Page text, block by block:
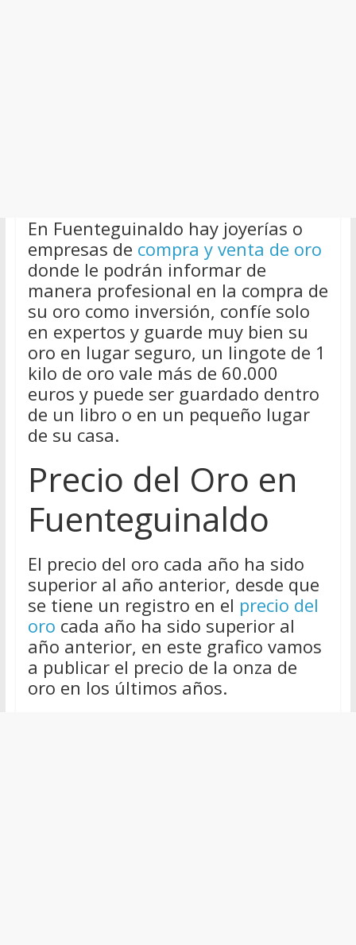
En Fuenteguinaldo hay joyerías o
empresas de compra y venta de oro
donde le podrán informar de
manera profesional en la compra de
su oro como inversión, confíe solo
en expertos y guarde muy bien su
oro en lugar seguro, un lingote de 1
kilo de oro vale más de 60.000
euros y puede ser guardado dentro
de un libro o en un pequeño lugar
de su casa.
Precio del Oro en
Fuenteguinaldo
El precio del oro cada año ha sido
superior al año anterior, desde que
se tiene un registro en el precio del
oro cada año ha sido superior al
año anterior, en este grafico vamos
a publicar el precio de la onza de
oro en los últimos años.